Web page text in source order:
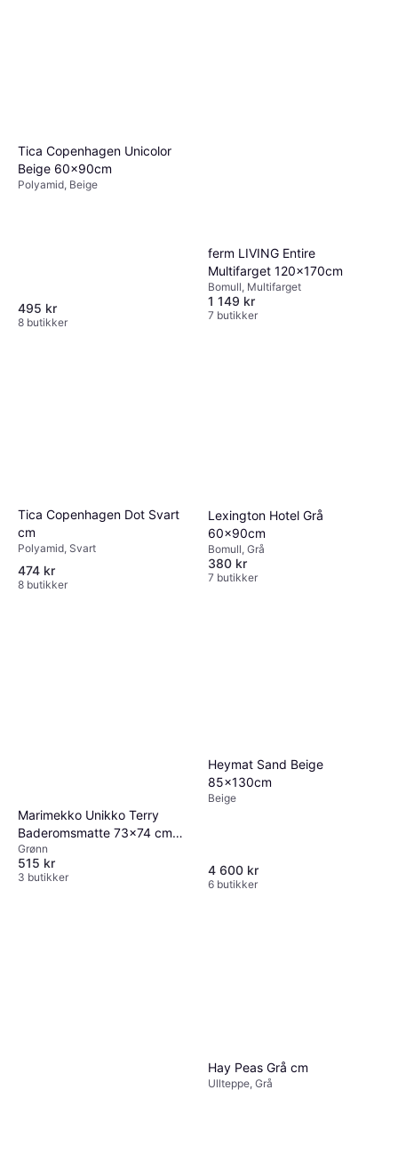
Tica Copenhagen Unicolor
Beige 60x90cm
Polyamid, Beige
495 kr
8 butikker
ferm LIVING Entire
Multifarget 120x170cm
Bomull, Multifarget
1 149 kr
7 butikker
Tica Copenhagen Dot Svart
cm
Polyamid, Svart
474 kr
8 butikker
Lexington Hotel Grå
60x90cm
Bomull, Grå
380 kr
7 butikker
Marimekko Unikko Terry
Baderomsmatte 73x74 cm
Grønn Grønn
Grønn
515 kr
3 butikker
Heymat Sand Beige
85x130cm
Beige
4 600 kr
6 butikker
Hay Peas Grå cm
Ullteppe, Grå